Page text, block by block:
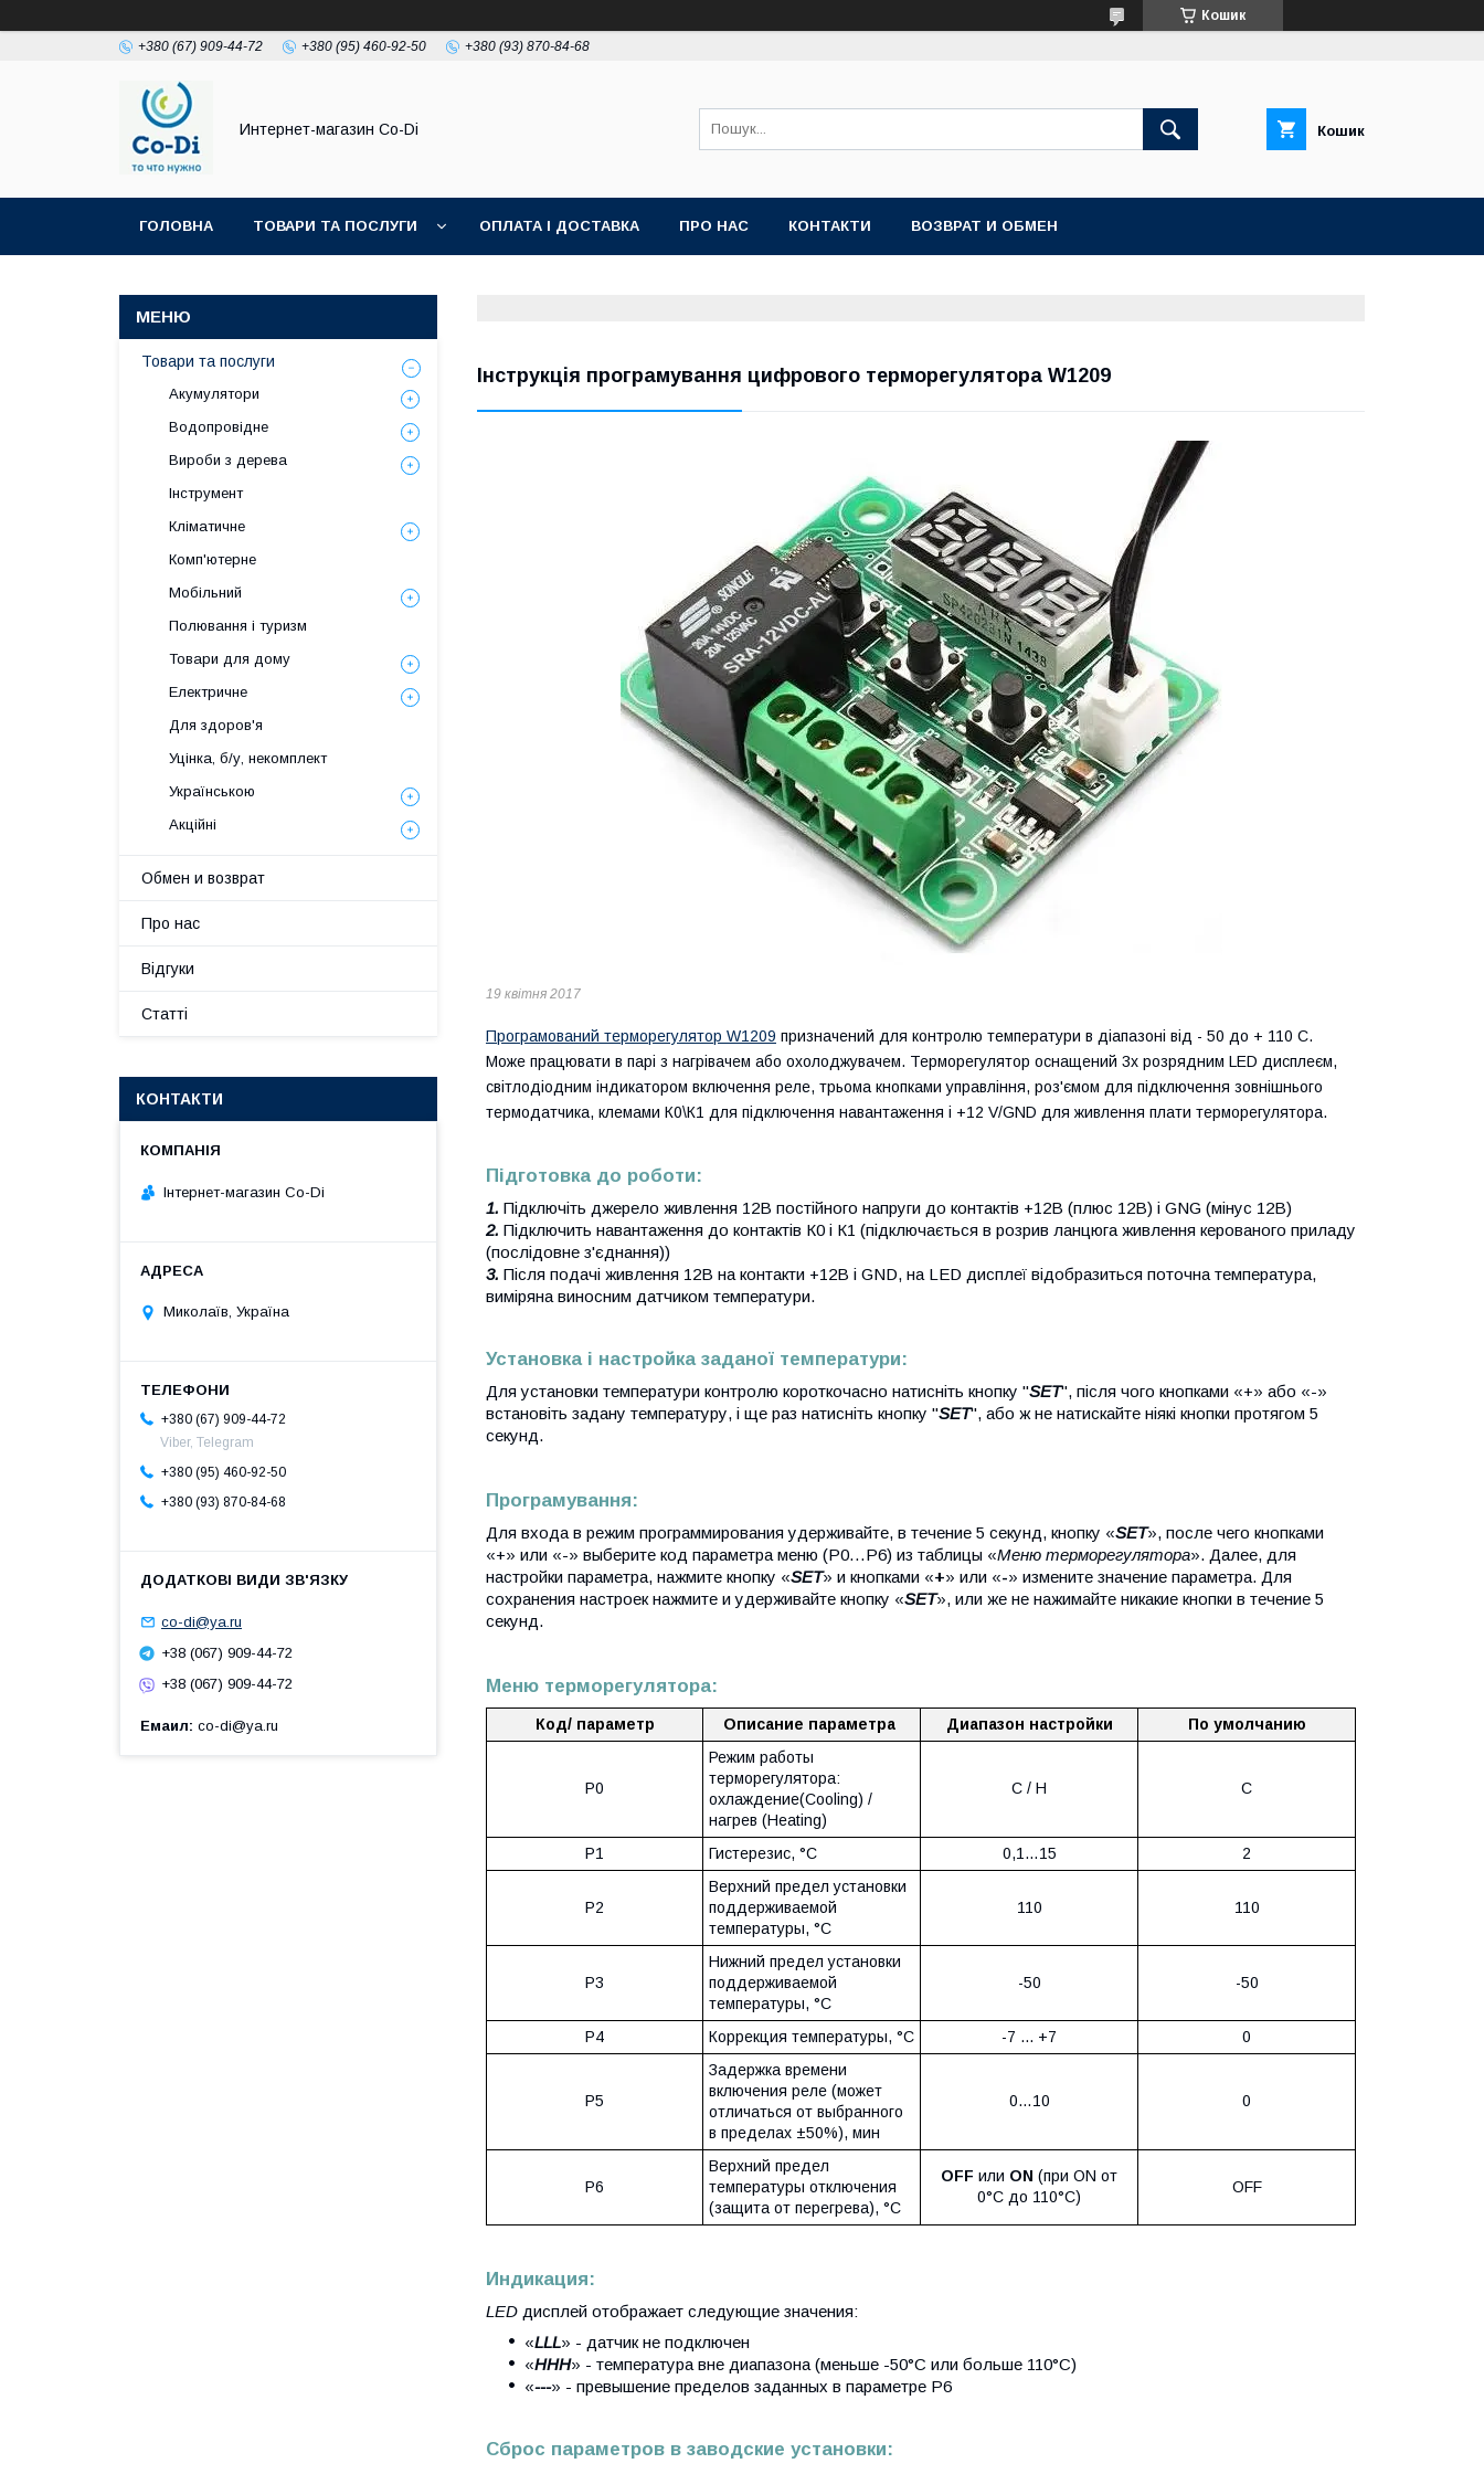
Кошик
+380 (67) 909-44-72 +380 (95) 460-92-50 +380 (93) 870-84-68
Интернет-магазин Co-Di Кошик
ГОЛОВНА ТОВАРИ ТА ПОСЛУГИ ОПЛАТА І ДОСТАВКА ПРО НАС КОНТАКТИ ВОЗВРАТ И ОБМЕН
Інструкція програмування цифрового терморегулятора W1209
19 квітня 2017
Програмований терморегулятор W1209 призначений для контролю температури в діапазоні від - 50 до + 110 С.
Може працювати в парі з нагрівачем або охолоджувачем. Терморегулятор оснащений 3х розрядним LED дисплеєм,
світлодіодним індикатором включення реле, трьома кнопками управління, роз'ємом для підключення зовнішнього
термодатчика, клемами К0\К1 для підключення навантаження і +12 V/GND для живлення плати терморегулятора.
Підготовка до роботи:
1. Підключіть джерело живлення 12В постійного напруги до контактів +12В (плюс 12В) і GNG (мінус 12В)
2. Підключить навантаження до контактів К0 і К1 (підключається в розрив ланцюга живлення керованого приладу
(послідовне з'єднання))
3. Після подачі живлення 12В на контакти +12В і GND, на LED дисплеї відобразиться поточна температура,
виміряна виносним датчиком температури.
Установка і настройка заданої температури:
Для установки температури контролю короткочасно натисніть кнопку "SET", після чого кнопками «+» або «-»
встановіть задану температуру, і ще раз натисніть кнопку "SET", або ж не натискайте ніякі кнопки протягом 5
секунд.
Програмування:
Для входа в режим программирования удерживайте, в течение 5 секунд, кнопку «SET», после чего кнопками
«+» или «-» выберите код параметра меню (P0…P6) из таблицы «Меню терморегулятора». Далее, для
настройки параметра, нажмите кнопку «SET» и кнопками «+» или «-» измените значение параметра. Для
сохранения настроек нажмите и удерживайте кнопку «SET», или же не нажимайте никакие кнопки в течение 5
секунд.
Меню терморегулятора:
Код/ параметр Описание параметра Диапазон настройки По умолчанию
Р0
Режим работы
терморегулятора:
охлаждение(Cooling) /
нагрев (Heating)
C / H С
P1 Гистерезис, °C 0,1…15 2
P2
Верхний предел установки
поддерживаемой
температуры, °C
110 110
P3
Нижний предел установки
поддерживаемой
температуры, °C
-50 -50
P4 Коррекция температуры, °C -7 ... +7 0
P5
Задержка времени
включения реле (может
отличаться от выбранного
в пределах ±50%), мин
0…10 0
P6
Верхний предел
температуры отключения
(защита от перегрева), °C
OFF или ON (при ON от
0°C до 110°C)
OFF
Индикация:
LED дисплей отображает следующие значения:
«LLL» - датчик не подключен
«HHH» - температура вне диапазона (меньше -50°C или больше 110°C)
«---» - превышение пределов заданных в параметре P6
Сброс параметров в заводские установки:
Товари та послуги
Акумулятори
Водопровідне
Вироби з дерева
Інструмент
Кліматичне
Комп'ютерне
Мобільний
Полювання і туризм
Товари для дому
Електричне
Для здоров'я
Уцінка, б/у, некомплект
Українською
Акційні
Обмен и возврат
Про нас
Відгуки
Статті
КОНТАКТИ
Інтернет-магазин Co-Di
Миколаїв, Україна
+380 (67) 909-44-72
Viber, Telegram
+380 (95) 460-92-50
+380 (93) 870-84-68
co-di@ya.ru
+38 (067) 909-44-72
+38 (067) 909-44-72
Емаил co-di@ya.ru